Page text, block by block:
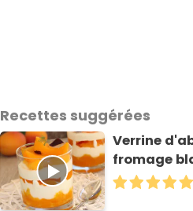
Recettes suggérées
Verrine
fromage